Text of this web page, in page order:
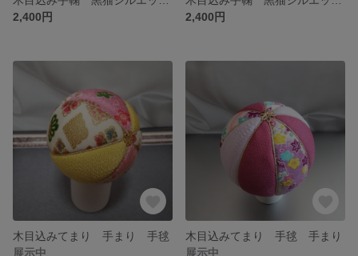
2,400円
2,400円
木目込みてまり 手まり 手毬
展示中
木目込みてまり 手毬 手まり
展示中